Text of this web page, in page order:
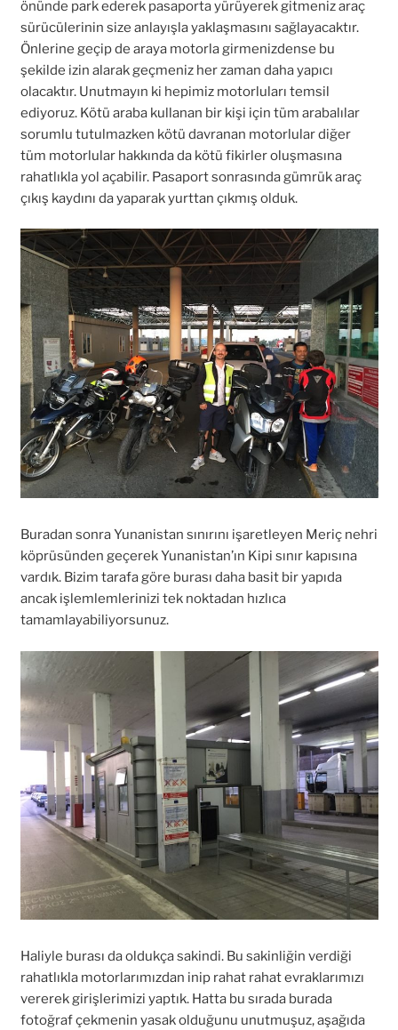
önünde park ederek pasaporta yürüyerek gitmeniz araç
sürücülerinin size anlayışla yaklaşmasını sağlayacaktır.
Önlerine geçip de araya motorla girmenizdense bu
şekilde izin alarak geçmeniz her zaman daha yapıcı
olacaktır. Unutmayın ki hepimiz motorluları temsil
ediyoruz. Kötü araba kullanan bir kişi için tüm arabalılar
sorumlu tutulmazken kötü davranan motorlular diğer
tüm motorlular hakkında da kötü fikirler oluşmasına
rahatlıkla yol açabilir. Pasaport sonrasında gümrük araç
çıkış kaydını da yaparak yurttan çıkmış olduk.
Buradan sonra Yunanistan sınırını işaretleyen Meriç nehri
köprüsünden geçerek Yunanistan’ın Kipi sınır kapısına
vardık. Bizim tarafa göre burası daha basit bir yapıda
ancak işlemlemlerinizi tek noktadan hızlıca
tamamlayabiliyorsunuz.
Haliyle burası da oldukça sakindi. Bu sakinliğin verdiği
rahatlıkla motorlarımızdan inip rahat rahat evraklarımızı
vererek girişlerimizi yaptık. Hatta bu sırada burada
fotoğraf çekmenin yasak olduğunu unutmuşuz, aşağıda